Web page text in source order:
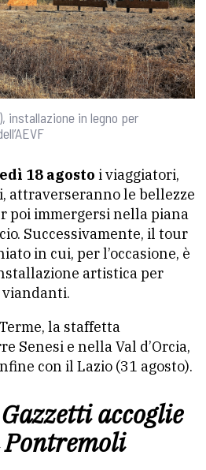
installazione in legno per
18 agosto i viaggiatori,
attraverseranno le bellezze
poi immergersi nella piana
Successivamente, il tour
in cui, per l’occasione, è
artistica per
la staffetta
Senesi e nella Val d’Orcia,
con il Lazio (31 agosto).
accoglie